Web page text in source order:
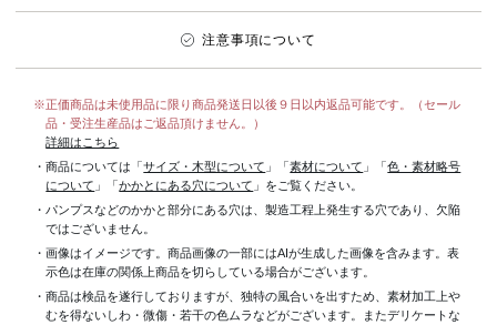
注意事項について
※正価商品は未使用品に限り商品発送日以後９日以内返品可能です。（セール
品・受注生産品はご返品頂けません。）
詳細はこちら
・商品については「サイズ・木型について 」「素材について 」「色・素材略号
について 」「かかとにある穴について 」をご覧ください。
・パンプスなどのかかと部分にある穴は、製造工程上発生する穴であり、欠陥
ではございません。
・画像はイメージです。商品画像の一部にはAIが生成した画像を含みます。表
示色は在庫の関係上商品を切らしている場合がございます。
・商品は検品を遂行しておりますが、独特の風合いを出すため、素材加工上
むを得ないしわ・微傷・若干の色ムラなどがございます。またデリケートな